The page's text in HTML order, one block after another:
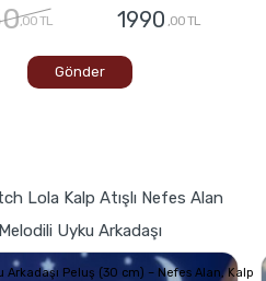
,00 TL 1990 ,00 TL
Gönder
Lola Kalp Atışlı Nefes Alan
Melodili Uyku Arkadaşı
Arkadaşı Peluş (30 cm) – Nefes Alan, Kalp